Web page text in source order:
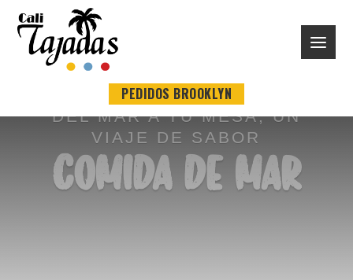
PEDIDOS BROOKLYN
DEL MAR A TU MESA, UN
VIAJE DE SABOR
COMIDA DE MAR